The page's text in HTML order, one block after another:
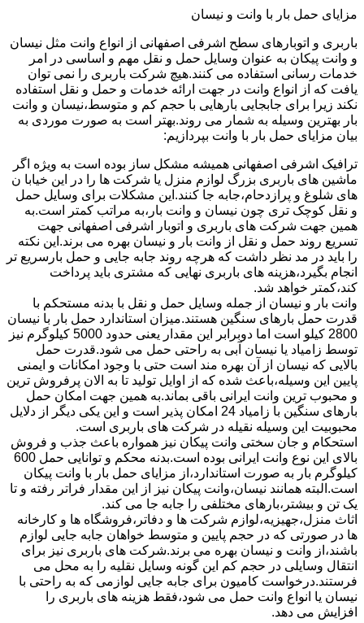
مزایای حمل بار با وانت و نیسان
باربری و اتوبارهای سطح اشرفی اصفهانی از انواع وانت مثل نیسان
و وانت پیکان به عنوان وسایل حمل و نقل مهم و اساسی در امر
خدمات رسانی استفاده می کنند.هیچ شرکت باربری را نمی توان
یافت که از انواع وانت در جهت ارائه خدمات و حمل و نقل استفاده
نکند زیرا برای جابجایی بارهایی با حجم کم و متوسط،نیسان و وانت
بار بهترین وسیله به شمار می روند.بهتر است به صورت موردی به
بیان مزایای حمل بار با وانت بپردازیم:
ترافیک اشرفی اصفهانی همیشه مشکل ساز بوده است به ویژه اگر
ماشین های باربری بزرگ لوازم منزل یا شرکت ها را در این خیابا ن
های شلوغ و پرازدحام،جابه جا کنند.این مشکلات برای وسایل حمل
و نقل کوچک تری چون نیسان و وانت بار،به مراتب کمتر است.به
همین جهت شرکت های باربری و اتوبار اشرفی اصفهانی جهت
تسریع روند حمل و نقل از وانت بار و نیسان بهره می برند.این نکته
را باید در مد نظر داشت که هرچه روند جابه جایی و حمل بارسریع تر
انجام بگیرد،هزینه های باربری نهایی که مشتری باید پرداخت
کند،کمتر خواهد شد.
وانت بار و نیسان از جمله وسایل حمل و نقل با بدنه مستحکم با
قدرت حمل بارهای سنگین هستند.میزان استاندارد حمل بار با نیسان
2800 کیلو است اما دوبرابر این مقدار یعنی حدود 5000 کیلوگرم نیز
توسط زامیاد یا نیسان آبی به راحتی حمل می شود.قدرت حمل
بالایی که نیسان از آن بهره مند است حتی با وجود امکانات و ایمنی
پایین این وسیله،باعث شده که از اوایل تولید تا به الان پرفروش ترین
و محبوب ترین وانت ایرانی باقی بماند.به همین جهت امکان حمل
بارهای سنگین با زامیاد 24 امکان پذیر است و این یکی دیگر از دلایل
محبوبیت این وسیله نقیله در شرکت های باربری است.
استحکام و جان سختی وانت پیکان نیز همواره باعث جذب و فروش
بالای این نوع وانت ایرانی بوده است.بدنه محکم و توانایی حمل 600
کیلوگرم بار به صورت استاندارد،از مزایای حمل بار با وانت پیکان
است.البته همانند نیسان،وانت پیکان نیز از این مقدار فراتر رفته و تا
یک تن و بیشتر،بارهای مختلفی را جابه جا می کند.
اثاث منزل،جهیزیه،لوازم شرکت ها و دفاتر،فروشگاه ها و کارخانه
ها در صورتی که در حجم پایین و متوسط خواهان جابه جایی لوازم
باشند،از وانت و نیسان بهره می برند.شرکت های باربری نیز برای
انتقال وسایلی در حجم کم این گونه وسایل نقلیه را به محل می
فرستند.درخواست کامیون برای جابه جایی لوازمی که به راحتی با
نیسان یا انواع وانت حمل می شود،فقط هزینه های باربری را
افزایش می دهد.